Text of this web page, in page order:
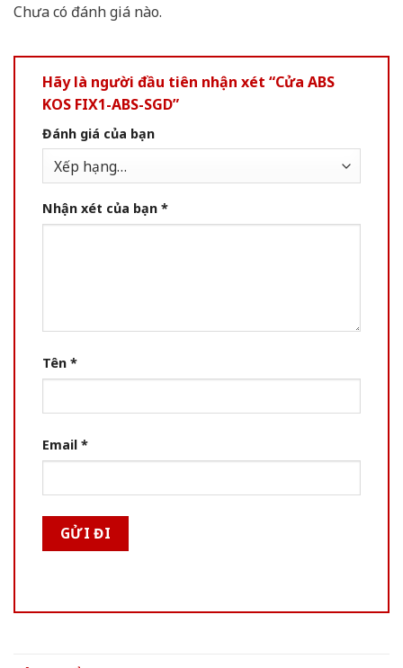
Chưa có đánh giá nào.
Hãy là người đầu tiên nhận xét “Cửa ABS
KOS FIX1-ABS-SGD”
Đánh giá của bạn
Nhận xét của bạn *
Tên *
Email *